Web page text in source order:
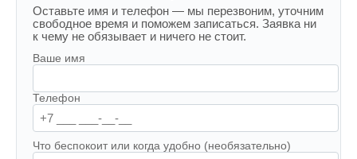
Оставьте имя и телефон — мы перезвоним, уточним
свободное время и поможем записаться. Заявка ни
к чему не обязывает и ничего не стоит.
Ваше имя
Телефон
Что беспокоит или когда удобно (необязательно)